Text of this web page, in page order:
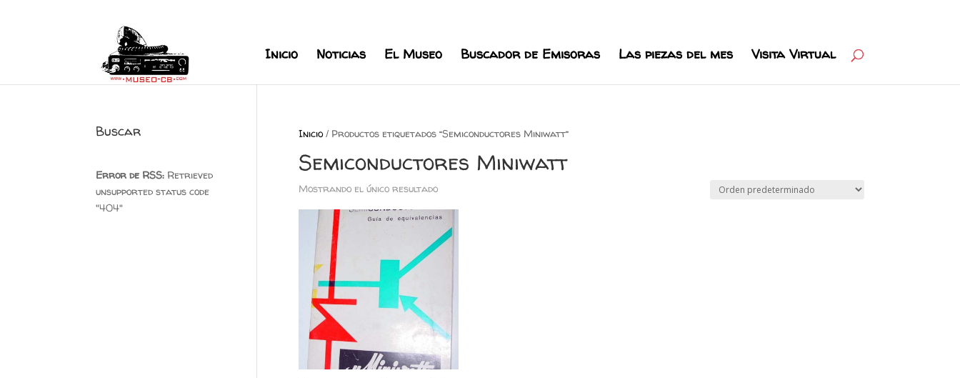
Inicio Noticias El Museo Buscador de Emisoras Las piezas del mes Visita Virtual
Inicio/ Productos etiquetados “Semiconductores Miniwatt”
Semiconductores Miniwatt
Mostrando el único resultado
Buscar
Error de RSS: Retrieved
unsupported status code
"404"